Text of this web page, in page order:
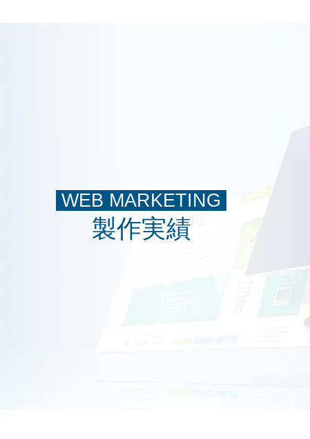
製作実績
WEB MARKETING